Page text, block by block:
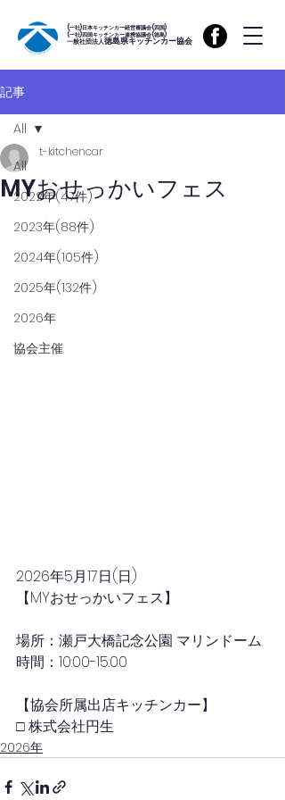
(一社)日本キッチンカー経営審議会(四国)
(一社)四国キッチンカー連携協議会(徳島)
一般社団法人徳島県キッチンカー協会
記事
All
2022年(47件)
2023年(88件)
2024年(105件)
2025年(132件)
2026年
協会主催
All
MYおせっかいフェス
t-kitchencar
2026年5月17日(日)
【MYおせっかいフェス】
場所：瀬戸大橋記念公園 マリンドーム
時間：10:00-15:00
【協会所属出店キッチンカー】
□ 株式会社円生
2026年